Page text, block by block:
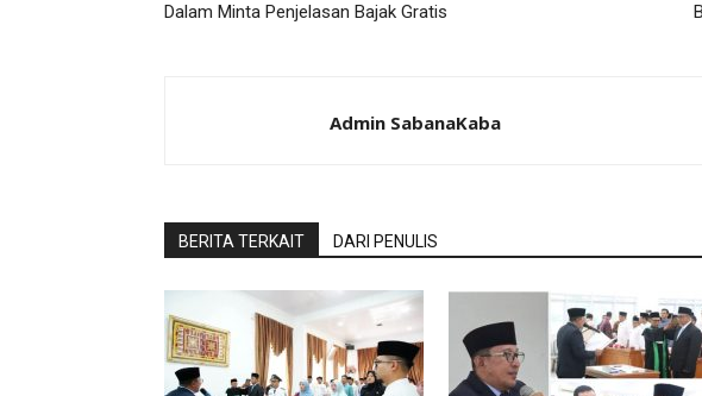
Dalam Minta Penjelasan Bajak Gratis
Admin SabanaKaba
BERITA TERKAIT DARI PENULIS